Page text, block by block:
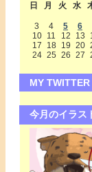
日 月 火 水
3
4 5 6
10
11 12 13
17
18 19 20
24 25 26 27
MY TWITTER
今月のイラス